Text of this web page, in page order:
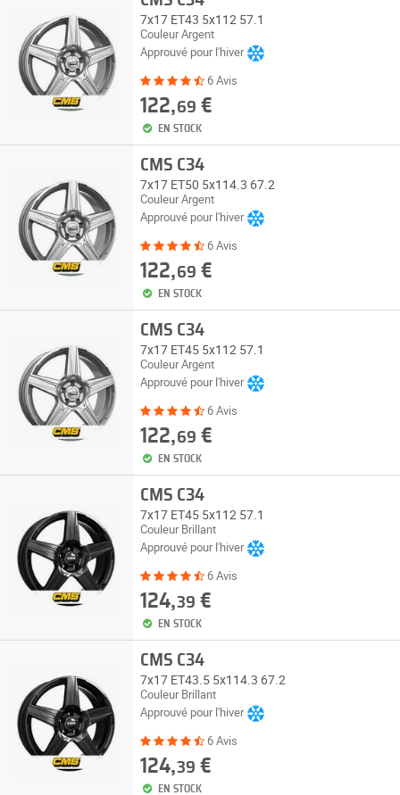
7x17 ET43 5x112 57.1
Couleur Argent
Approuvé pour l'hiver
6 Avis
122,69 €
EN STOCK
CMS C34
7x17 ET50 5x114.3 67.2
Couleur Argent
Approuvé pour l'hiver
6 Avis
122,69 €
EN STOCK
CMS C34
7x17 ET45 5x112 57.1
Couleur Argent
Approuvé pour l'hiver
6 Avis
122,69 €
EN STOCK
CMS C34
7x17 ET45 5x112 57.1
Couleur Brillant
Approuvé pour l'hiver
6 Avis
124,39 €
EN STOCK
CMS C34
7x17 ET43.5 5x114.3 67.2
Couleur Brillant
Approuvé pour l'hiver
6 Avis
124,39 €
EN STOCK